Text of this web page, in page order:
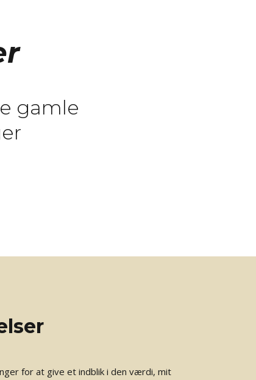
gamle
for at give et indblik i den værdi, mit